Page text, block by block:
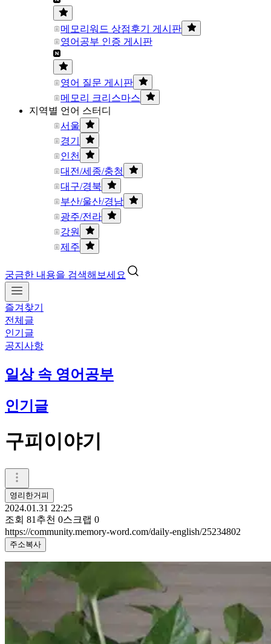
메모리워드 상점후기 게시판
영어공부 인증 게시판
영어 질문 게시판
메모리 크리스마스
지역별 언어 스터디
서울
경기
인천
대전/세종/충청
대구/경북
부산/울산/경남
광주/전라
강원
제주
궁금한 내용을 검색해보세요
즐겨찾기
전체글
인기글
공지사항
일상 속 영어공부
인기글
구피이야기
영리한거피
2024.01.31 22:25
조회 81 추천 0스크랩 0
https://community.memory-word.com/daily-english/25234802
주소복사